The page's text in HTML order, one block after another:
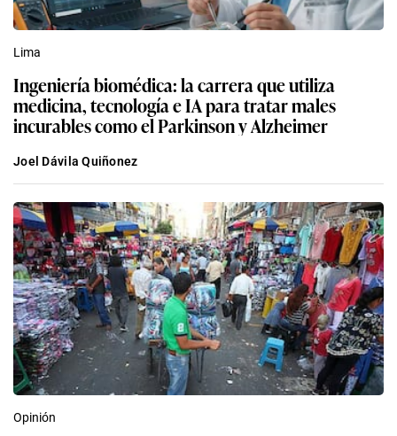
Lima
Ingeniería biomédica: la carrera que utiliza
medicina, tecnología e IA para tratar males
incurables como el Parkinson y Alzheimer
Joel Dávila Quiñonez
Opinión